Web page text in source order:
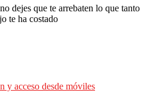
dejes que te arrebaten lo que tanto
te ha costado
y acceso desde móviles